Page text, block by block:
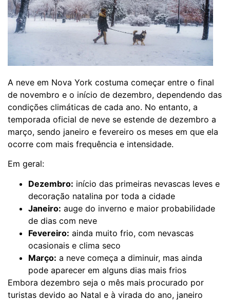
A neve em Nova York costuma começar entre o final
de novembro e o início de dezembro, dependendo das
condições climáticas de cada ano. No entanto, a
temporada oficial de neve se estende de dezembro a
março, sendo janeiro e fevereiro os meses em que ela
ocorre com mais frequência e intensidade.
Em geral:
Dezembro: início das primeiras nevascas leves e
decoração natalina por toda a cidade
Janeiro: auge do inverno e maior probabilidade
de dias com neve
Fevereiro: ainda muito frio, com nevascas
ocasionais e clima seco
Março: a neve começa a diminuir, mas ainda
pode aparecer em alguns dias mais frios
Embora dezembro seja o mês mais procurado por
turistas devido ao Natal e à virada do ano, janeiro